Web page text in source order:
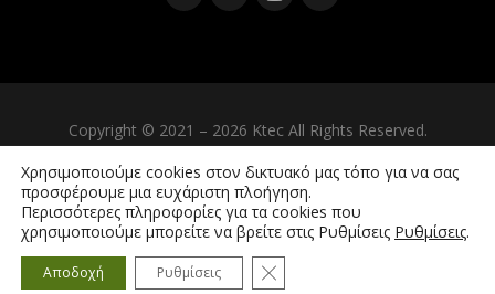
Copyright © 2021 – 2026 Ktec All Rights Reserved.
Created byiWorx
Χρησιμοποιούμε cookies στον δικτυακό μας τόπο για να σας
προσφέρουμε μια ευχάριστη πλοήγηση.
Περισσότερες πληροφορίες για τα cookies που
χρησιμοποιούμε μπορείτε να βρείτε στις Ρυθμίσεις Ρυθμίσεις.
Αποδοχή Ρυθμίσεις Κλείσιμο του Cookie banner